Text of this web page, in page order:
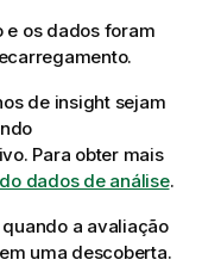
e os dados foram
de insight sejam
Para obter mais
dados de análise.
a avaliação
uma descoberta.